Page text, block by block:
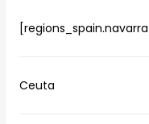
Ceuta